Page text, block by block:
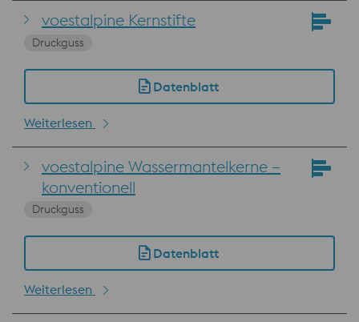
voestalpine Kernstifte
Druckguss
Datenblatt
Weiterlesen
voestalpine Wassermantelkerne –
konventionell
Druckguss
Datenblatt
Weiterlesen